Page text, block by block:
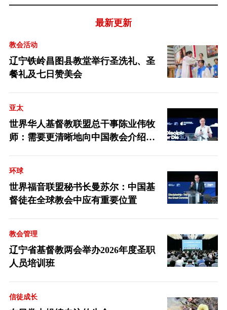
最新更新
教会活动
辽宁铁岭昌图县教堂举行圣洗礼、圣
餐礼及七日赞美会
亚太
世界华人基督教联盟总干事陈业伟牧
师：需要更清晰地向中国教会介绍福
环球
世界福音联盟秘书长曼苏尔：中国基
督徒在全球教会中应有重要位置
教会管理
辽宁省基督教两会举办2026年度圣职
人员培训班
信徒成长